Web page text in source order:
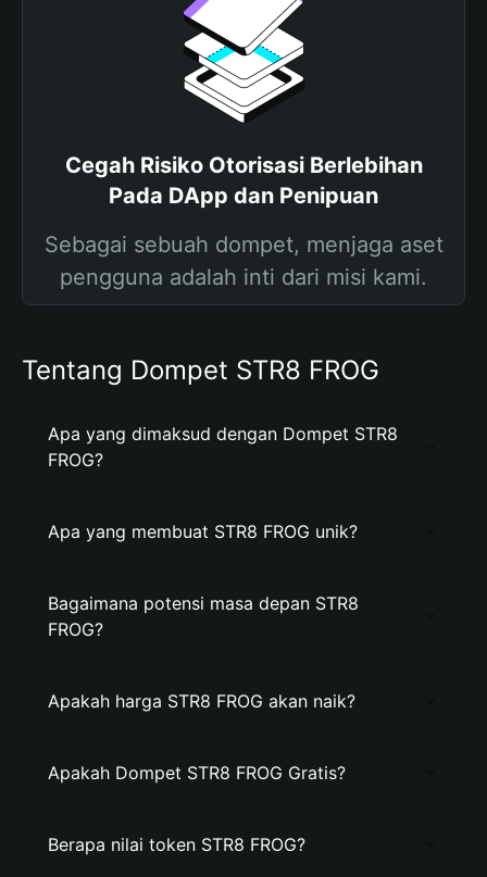
Cegah Risiko Otorisasi Berlebihan
Pada DApp dan Penipuan
Sebagai sebuah dompet, menjaga aset
pengguna adalah inti dari misi kami.
Tentang Dompet STR8 FROG
Apa yang dimaksud dengan Dompet STR8
FROG?
Apa yang membuat STR8 FROG unik?
Bagaimana potensi masa depan STR8
FROG?
Apakah harga STR8 FROG akan naik?
Apakah Dompet STR8 FROG Gratis?
Berapa nilai token STR8 FROG?